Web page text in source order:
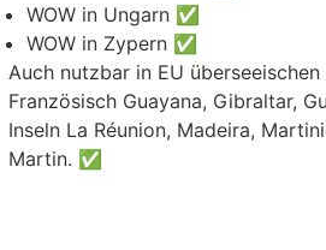
WOW in Ungarn ✅
WOW in Zypern ✅
Auch nutzbar in EU
Französisch Guayana, Gibraltar,
Inseln La Réunion, Madeira,
Martin. ✅